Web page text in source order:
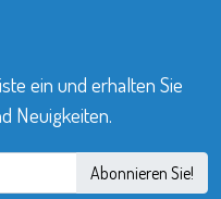
ein und erhalten Sie
Neuigkeiten.
Abonnieren Sie!